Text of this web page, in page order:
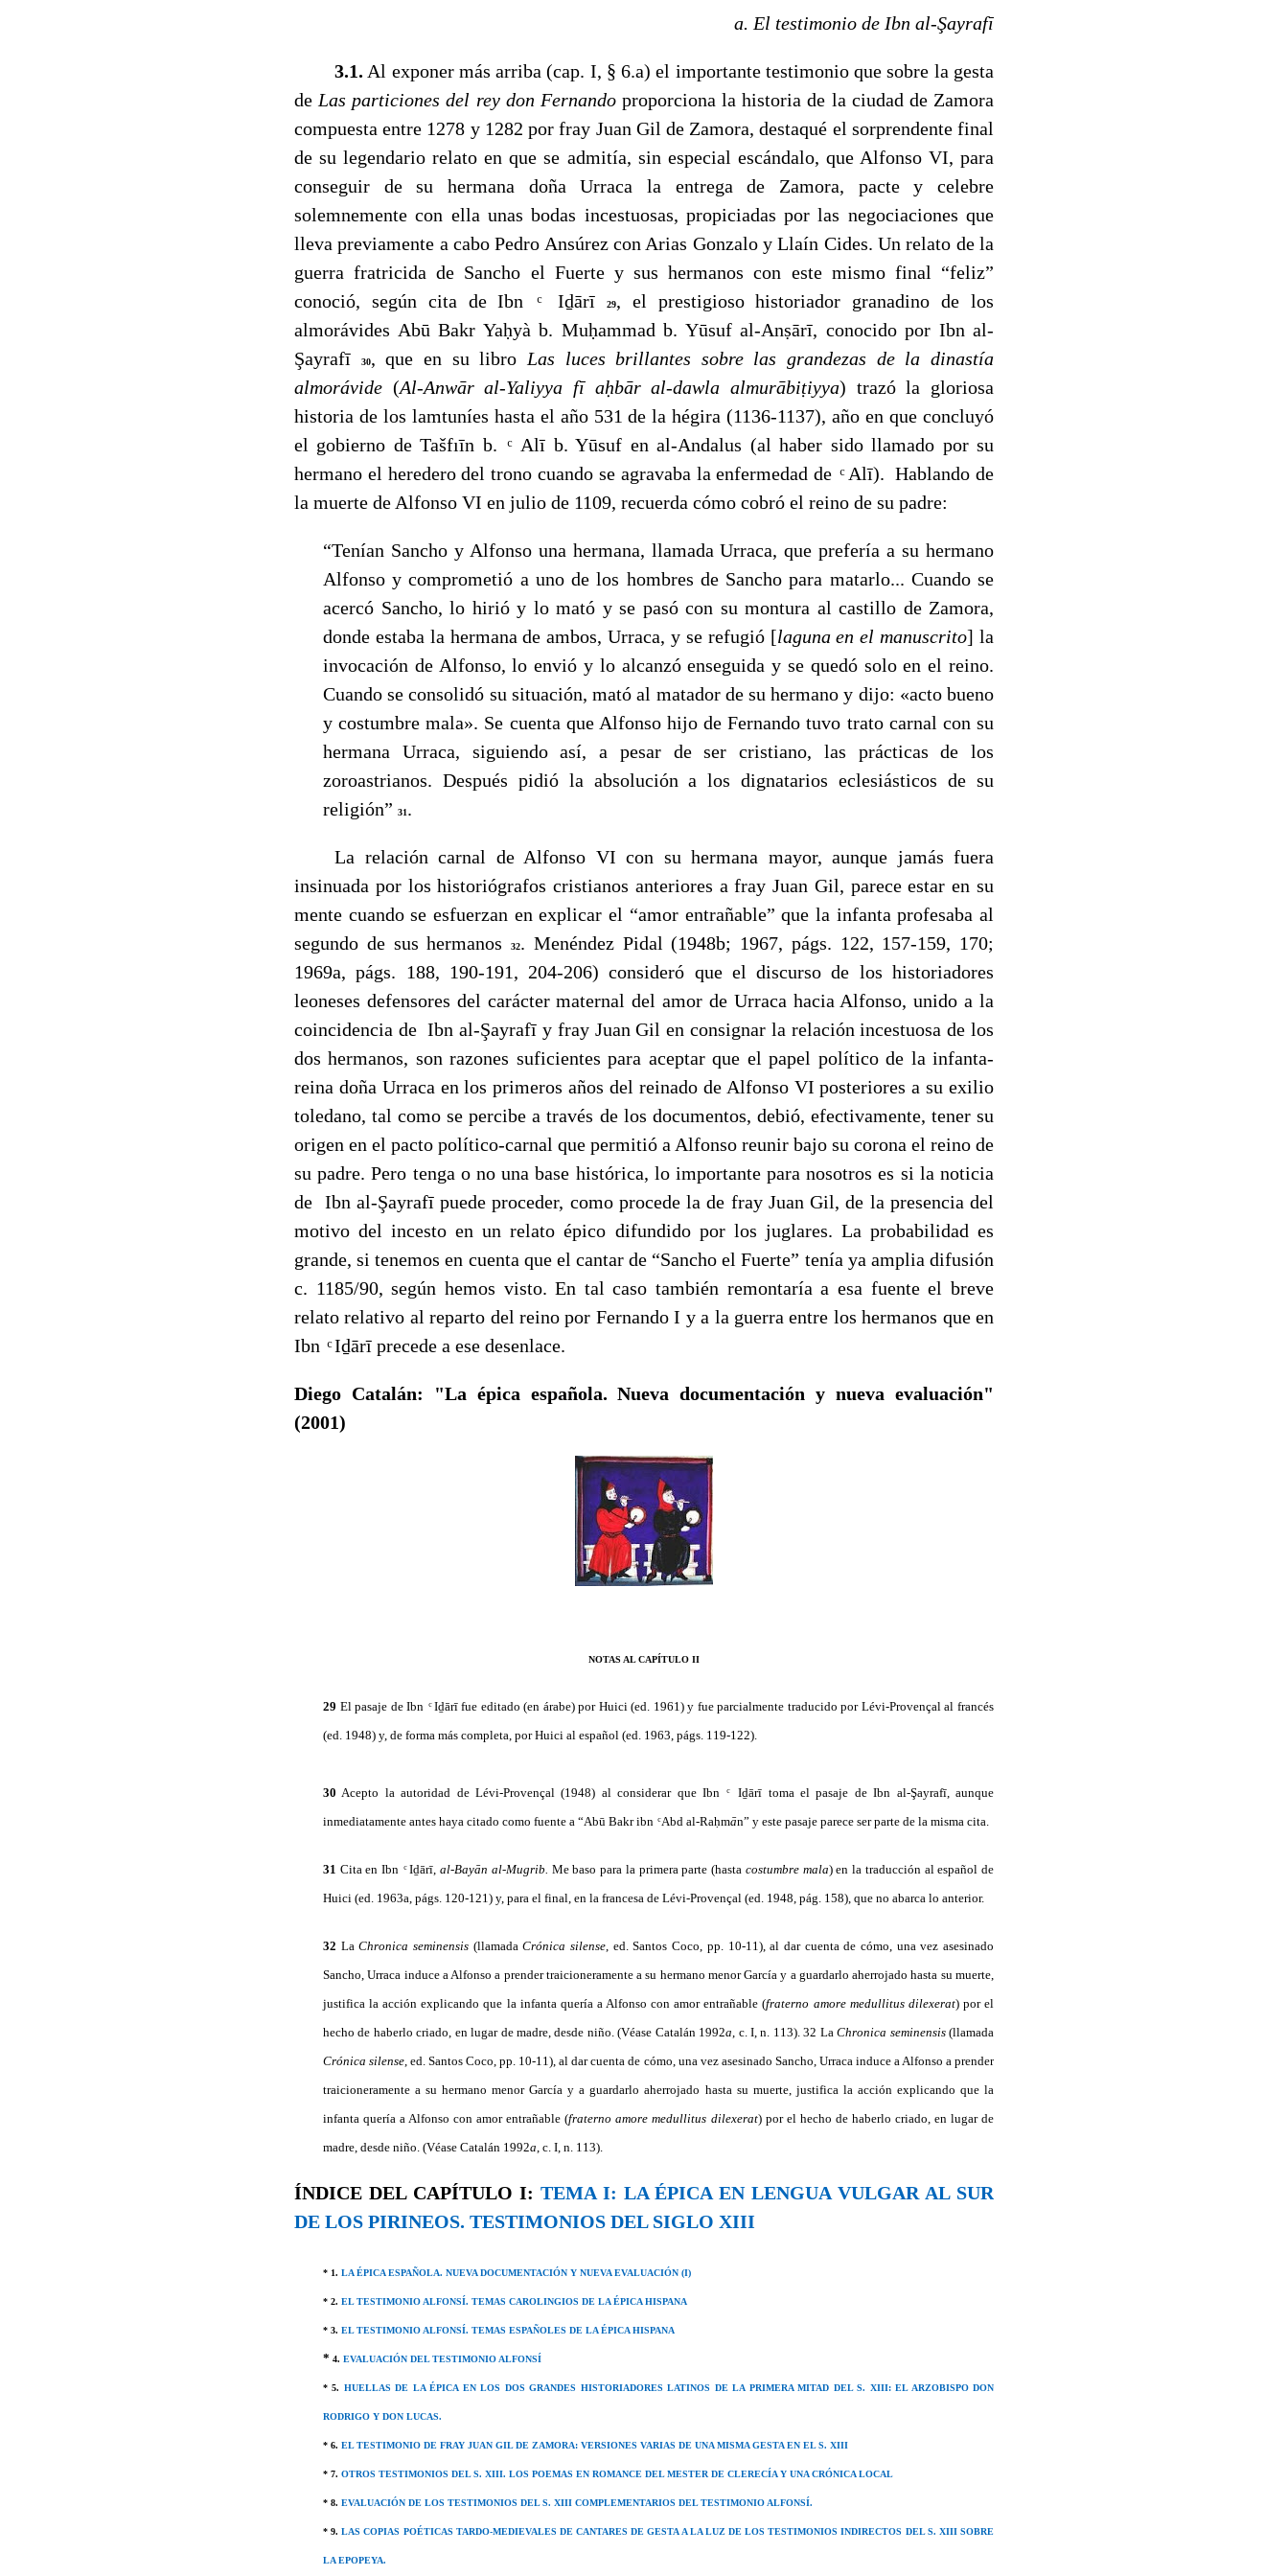
a. El testimonio de Ibn al-Şayrafī
3.1. Al exponer más arriba (cap. I, § 6.a) el importante testimonio que sobre la gesta
de Las particiones del rey don Fernandoproporciona la historia de la ciudad de Zamora
compuesta entre 1278 y 1282 por fray Juan Gil de Zamora, destaqué el sorprendente final
de su legendario relato en que se admitía, sin especial escándalo, que Alfonso VI, para
conseguir de su hermana doña Urraca la entrega de Zamora, pacte y celebre
solemnemente con ella unas bodas incestuosas, propiciadas por las negociaciones que
lleva previamente a cabo Pedro Ansúrez con Arias Gonzalo y Llaín Cides. Un relato de la
guerra fratricida de Sancho el Fuerte y sus hermanos con este mismo final “feliz”
conoció, según cita de Ibn ͨ Iḏārī
29, el prestigioso historiador granadino de los
almorávides Abū Bakr Yaḥyà b. Muḥammad b. Yūsuf al-Anṣārī, conocido por Ibn al-
Şayrafī
30, que en su libro Las luces brillantes sobre las grandezas de la dinastía
almorávide (Al-Anwār al-Yaliyya fīaḥbār al-dawla almurābiṭiyya) trazó la gloriosa
historia de los lamtuníes hasta el año 531 de la hégira (1136-1137), año en que concluyó
el gobierno de Tašfıīn b. ͨ Alī b. Yūsuf en al-Andalus (al haber sido llamado por su
hermano el heredero del trono cuando se agravaba la enfermedad de ͨ Alī). Hablando de
la muerte de Alfonso VI en julio de 1109, recuerda cómo cobró el reino de su padre:
“Tenían Sancho y Alfonso una hermana, llamada Urraca, que prefería a su hermano
Alfonso y comprometió a uno de los hombres de Sancho para matarlo... Cuando se
acercó Sancho, lo hirió y lo mató y se pasó con su montura al castillo de Zamora,
donde estaba la hermana de ambos, Urraca, y se refugió [laguna en el manuscrito] la
invocación de Alfonso, lo envió y lo alcanzó enseguida y se quedó solo en el reino.
Cuando se consolidó su situación, mató al matador de su hermano y dijo: «acto bueno
y costumbre mala». Se cuenta que Alfonso hijo de Fernando tuvo trato carnal con su
hermana Urraca, siguiendo así, a pesar de ser cristiano, las prácticas de los
zoroastrianos. Después pidió la absolución a los dignatarios eclesiásticos de su
religión” 31.
La relación carnal de Alfonso VI con su hermana mayor, aunque jamás fuera
insinuada por los historiógrafos cristianos anteriores a fray Juan Gil, parece estar en su
mente cuando se esfuerzan en explicar el “amor entrañable” que la infanta profesaba al
segundo de sus hermanos
32. Menéndez Pidal (1948b; 1967, págs. 122, 157-159, 170;
1969a, págs. 188, 190-191, 204-206) consideró que el discurso de los historiadores
leoneses defensores del carácter maternal del amor de Urraca hacia Alfonso, unido a la
coincidencia de Ibn al-Şayrafī y fray Juan Gil en consignar la relación incestuosa de los
dos hermanos, son razones suficientes para aceptar que el papel político de la infanta-
reina doña Urraca en los primeros años del reinado de Alfonso VI posteriores a su exilio
toledano, tal como se percibe a través de los documentos, debió, efectivamente, tener su
origen en el pacto político-carnal que permitió a Alfonso reunir bajo su corona el reino de
su padre. Pero tenga o no una base histórica, lo importante para nosotros es si la noticia
de Ibn al-Şayrafī puede proceder, como procede la de fray Juan Gil, de la presencia del
motivo del incesto en un relato épico difundido por los juglares. La probabilidad es
grande, si tenemos en cuenta que el cantar de “Sancho el Fuerte” tenía ya amplia difusión
c. 1185/90, según hemos visto. En tal caso también remontaría a esa fuente el breve
relato relativo al reparto del reino por Fernando I y a la guerra entre los hermanos que en
Ibn ͨ Iḏārī precede a ese desenlace.
Diego Catalán: "La épica española. Nueva documentación y nueva evaluación"
(2001)
NOTAS AL CAPÍTULO II
29 El pasaje de Ibn ͨ Iḏārī fue editado (en árabe) por Huici (ed. 1961) y fue parcialmente traducido por Lévi-Provençal al francés
(ed. 1948) y, de forma más completa, por Huici al español (ed. 1963, págs. 119-122).
30 Acepto la autoridad de Lévi-Provençal (1948) al considerar que Ibn ͨ Iḏārī toma el pasaje de Ibn al-Şayrafī, aunque
inmediatamente antes haya citado como fuente a “Abū Bakr ibn ͨ Abd al-Raḥmān” y este pasaje parece ser parte de la misma cita.
31 Cita en Ibn ͨ Iḏārī,al-Bayān al-Mugrib. Me baso para la primera parte (hasta costumbre mala) en la traducción al español de
Huici (ed. 1963a, págs. 120-121) y, para el final, en la francesa de Lévi-Provençal (ed. 1948, pág. 158), que no abarca lo anterior.
32 LaChronica seminensis (llamadaCrónica silense , ed. Santos Coco, pp. 10-11), al dar cuenta de cómo, una vez asesinado
Sancho, Urraca induce a Alfonso a prender traicioneramente a su hermano menor García y a guardarlo aherrojado hasta su muerte,
justifica la acción explicando que la infanta quería a Alfonso con amor entrañable (fraterno amore medullitus dilexerat) por el
hecho de haberlo criado, en lugar de madre, desde niño. (Véase Catalán 1992a , c. I, n. 113). 32 LaChronica seminensis(llamada
Crónica silense , ed. Santos Coco, pp. 10-11), al dar cuenta de cómo, una vez asesinado Sancho, Urraca induce a Alfonso a prender
traicioneramente a su hermano menor García y a guardarlo aherrojado hasta su muerte, justifica la acción explicando que la
infanta quería a Alfonso con amor entrañable (fraterno amore medullitus dilexerat) por el hecho de haberlo criado, en lugar de
madre, desde niño. (Véase Catalán 1992a , c. I, n. 113).
ÍNDICE DEL CAPÍTULO I: TEMA I: LA ÉPICA EN LENGUA VULGAR AL SUR
DE LOS PIRINEOS. TESTIMONIOS DEL SIGLO XIII
* 1. LA ÉPICA ESPAÑOLA. NUEVA DOCUMENTACIÓN Y NUEVA EVALUACIÓN (I)
* 2. EL TESTIMONIO ALFONSÍ. TEMAS CAROLINGIOS DE LA ÉPICA HISPANA
* 3. EL TESTIMONIO ALFONSÍ. TEMAS ESPAÑOLES DE LA ÉPICA HISPANA
* 4. EVALUACIÓN DEL TESTIMONIO ALFONSÍ
* 5. HUELLAS DE LA ÉPICA EN LOS DOS GRANDES HISTORIADORES LATINOS DE LA PRIMERA MITAD DEL S. XIII: EL ARZOBISPO DON
RODRIGO Y DON LUCAS.
* 6. EL TESTIMONIO DE FRAY JUAN GIL DE ZAMORA: VERSIONES VARIAS DE UNA MISMA GESTA EN EL S. XIII
* 7. OTROS TESTIMONIOS DEL S. XIII. LOS POEMAS EN ROMANCE DEL MESTER DE CLERECÍA Y UNA CRÓNICA LOCAL
* 8. EVALUACIÓN DE LOS TESTIMONIOS DEL S. XIII COMPLEMENTARIOS DEL TESTIMONIO ALFONSÍ.
* 9.LAS COPIAS POÉTICAS TARDO-MEDIEVALES DE CANTARES DE GESTA A LA LUZ DE LOS TESTIMONIOS INDIRECTOS DEL S. XIII SOBRE
LA EPOPEYA.